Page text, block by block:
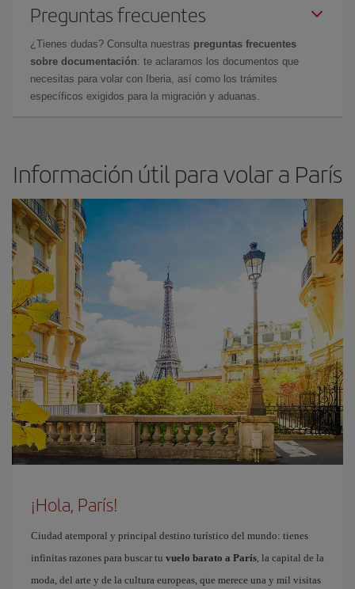
Preguntas frecuentes
¿Tienes dudas? Consulta nuestras preguntas frecuentes
sobre documentación: te aclaramos los documentos que
necesitas para volar con Iberia, así como los trámites
específicos exigidos para la migración y aduanas.
Información útil para volar a París
¡Hola, París!
Ciudad atemporal y principal destino turístico del mundo: tienes
infinitas razones para buscar tu vuelo barato a París, la capital de la
moda, del arte y de la cultura europeas, que merece una y mil visitas